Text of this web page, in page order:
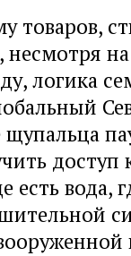
товаров,
несмотря на
логика
щупальца
есть вода,